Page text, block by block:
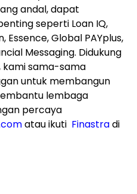
andal, dapat
seperti Loan IQ,
Essence, Global PAYplus,
Messaging. Didukung
kami sama-sama
untuk membangun
lembaga
percaya
atau ikuti Finastradi